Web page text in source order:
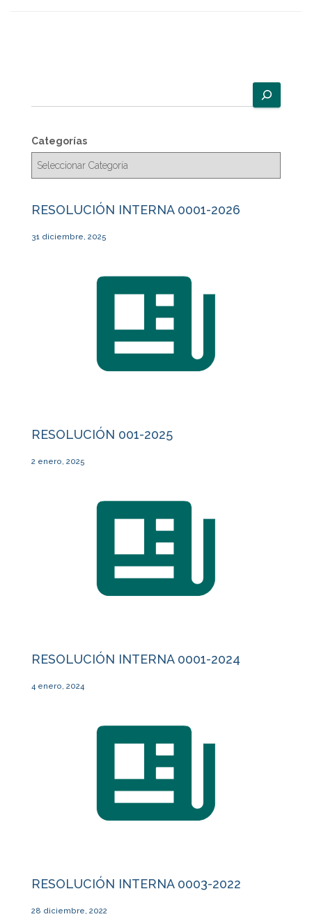
u
c
a
Categorías
RESOLUCIÓN INTERNA 0001-2026
31 diciembre, 2025
RESOLUCIÓN 001-2025
2 enero, 2025
RESOLUCIÓN INTERNA 0001-2024
4 enero, 2024
RESOLUCIÓN INTERNA 0003-2022
28 diciembre, 2022